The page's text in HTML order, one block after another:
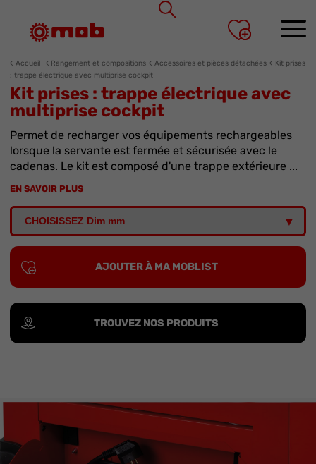
Accueil Rangement et compositions Accessoires et pièces détachées
Kit prises
: trappe électrique avec multiprise cockpit
Kit prises : trappe électrique avec
multiprise cockpit
Permet de recharger vos équipements rechargeables
lorsque la servante est fermée et sécurisée avec le
cadenas. Le kit est composé d'une trappe extérieure ...
EN SAVOIR PLUS
AJOUTER À MA MOBLIST
TROUVEZ NOS PRODUITS